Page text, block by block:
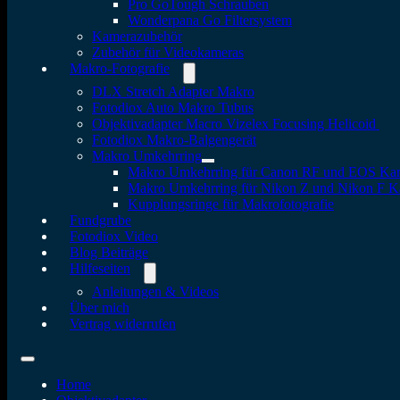
Pro GoTough Schrauben
Wonderpana Go Filtersystem
Kamerazubehör
Zubehör für Videokameras
Makro-Fotografie
DLX Stretch Adapter Makro
Fotodiox Auto Makro Tubus
Objektivadapter Macro Vizelex Focusing Helicoid
Fotodiox Makro-Balgengerät
Makro Umkehrring
Makro Umkehrring für Canon RF und EOS
Makro Umkehrring für Nikon Z und Nikon F
Kupplungsringe für Makrofotografie
Fundgrube
Fotodiox Video
Blog Beiträge
Hilfeseiten
Anleitungen & Videos
Über mich
Vertrag widerrufen
Home